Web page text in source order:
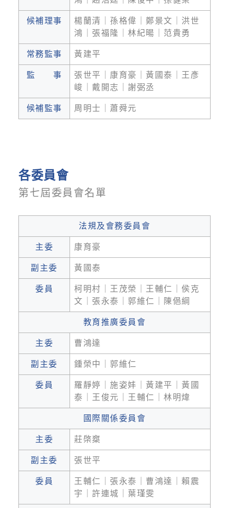
候補理事
楊蘭清｜孫格偉｜鄭景文｜洪世
鴻｜張福隆｜林紀暘｜范貴勇
常務監事 黃建平
監 事
張世平｜康育豪｜黃國泰｜王彥
峻｜戴開志｜謝弼丞
候補監事 周明士｜蕭舜元
各委員會
第七屆委員會名單
法規及會務委員會
主委 康育豪
副主委 黃國泰
委員
柯明村｜王茂榮｜王輔仁｜侯克
文｜張永泰｜郭維仁｜陳俋綱
教育推廣委員會
主委 曹鴻達
副主委 鍾榮中｜郭維仁
委員
羅靜婷｜施姿妦｜黃建平｜黃國
泰｜王俊元｜王輔仁｜林明煒
國際關係委員會
主委 莊棨椉
副主委 張世平
委員
王輔仁｜張永泰｜曹鴻達｜賴震
宇｜許連城｜葉瑾雯